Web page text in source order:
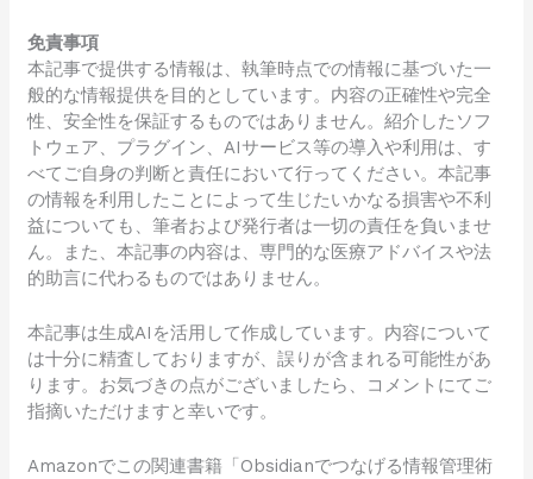
免責事項
本記事で提供する情報は、執筆時点での情報に基づいた一
般的な情報提供を目的としています。内容の正確性や完全
性、安全性を保証するものではありません。紹介したソフ
トウェア、プラグイン、AIサービス等の導入や利用は、す
べてご自身の判断と責任において行ってください。本記事
の情報を利用したことによって生じたいかなる損害や不利
益についても、筆者および発行者は一切の責任を負いませ
ん。また、本記事の内容は、専門的な医療アドバイスや法
的助言に代わるものではありません。
本記事は生成AIを活用して作成しています。内容について
は十分に精査しておりますが、誤りが含まれる可能性があ
ります。お気づきの点がございましたら、コメントにてご
指摘いただけますと幸いです。
Amazonでこの関連書籍「Obsidianでつなげる情報管理術